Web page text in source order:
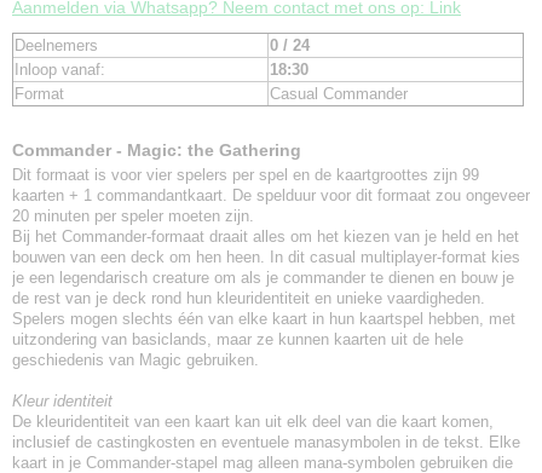
Aanmelden via Whatsapp? Neem contact met ons op: Link
Deelnemers
0 / 24
Inloop vanaf:
18:30
Format
Casual Commander
Commander - Magic: the Gathering
Dit formaat is voor vier spelers per spel en de kaartgroottes zijn 99
kaarten + 1 commandantkaart. De spelduur voor dit formaat zou ongeveer
20 minuten per speler moeten zijn.
Bij het Commander-formaat draait alles om het kiezen van je held en het
bouwen van een deck om hen heen. In dit casual multiplayer-format kies
je een legendarisch creature om als je commander te dienen en bouw je
de rest van je deck rond hun kleuridentiteit en unieke vaardigheden.
Spelers mogen slechts één van elke kaart in hun kaartspel hebben, met
uitzondering van basiclands, maar ze kunnen kaarten uit de hele
geschiedenis van Magic gebruiken.
Kleur identiteit
De kleuridentiteit van een kaart kan uit elk deel van die kaart komen,
inclusief de castingkosten en eventuele manasymbolen in de tekst. Elke
kaart in je Commander-stapel mag alleen mana-symbolen gebruiken die